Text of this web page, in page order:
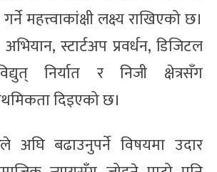
महत्त्वाकांक्षी लक्ष्य राखिएको छ।
स्टार्टअप प्रवर्धन, डिजिटल
निर्यात र निजी क्षेत्रसँग
दिइएको छ।
अघि बढाउनुपर्ने विषयमा उदार